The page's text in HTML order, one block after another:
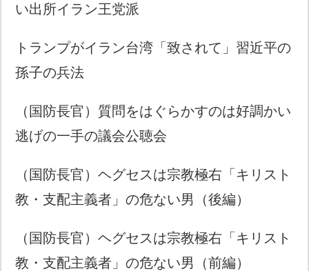
い出所イラン王党派
トランプがイラン台湾「致されて」習近平の
孫子の兵法
（国防長官）質問をはぐらかすのは好調かい
逃げの一手の議会公聴会
（国防長官）ヘグセスは宗教極右「キリスト
教・支配主義者」の危ない男（後編）
（国防長官）ヘグセスは宗教極右「キリスト
教・支配主義者」の危ない男（前編）